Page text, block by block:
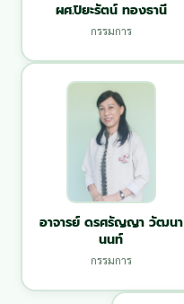
ผศ.ปิยะรัตน์ ทองธานี
กรรมการ
อาจารย์ ดรศรัญญา วัฒนา
นนท์
กรรมการ